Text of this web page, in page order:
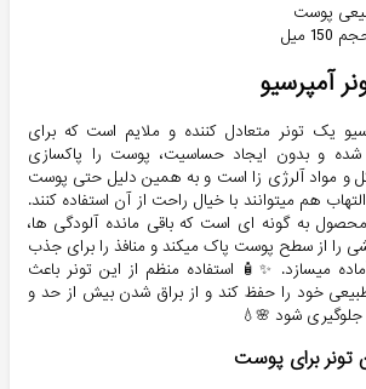
پوست
میل
آمپرسیو
یک تونر متعادل کننده و ملایم است که برای
شده و بدون ایجاد حساسیت، پوست را پاکسازی
و مواد آلرژی زا است و به همین دلیل حتی پوست
هم میتوانند با خیال راحت از آن استفاده کنند.
به گونه ای است که باقی مانده آلودگی ها،
را از سطح پوست پاک میکند و منافذ را برای جذب
میسازد. ✨🧴 استفاده منظم از این تونر باعث
خود را حفظ کند و از براق شدن بیش از حد و
شود 🌸💧
تونر برای پوست